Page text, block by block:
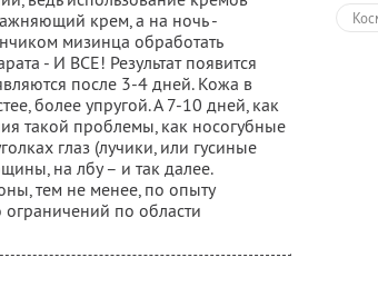
крем, а на ночь -
мизинца обработать
- И ВСЕ! Результат появится
после 3-4 дней. Кожа в
более упругой. А 7-10 дней, как
такой проблемы, как носогубные
глаз (лучики, или гусиные
на лбу – и так далее.
тем не менее, по опыту
по области